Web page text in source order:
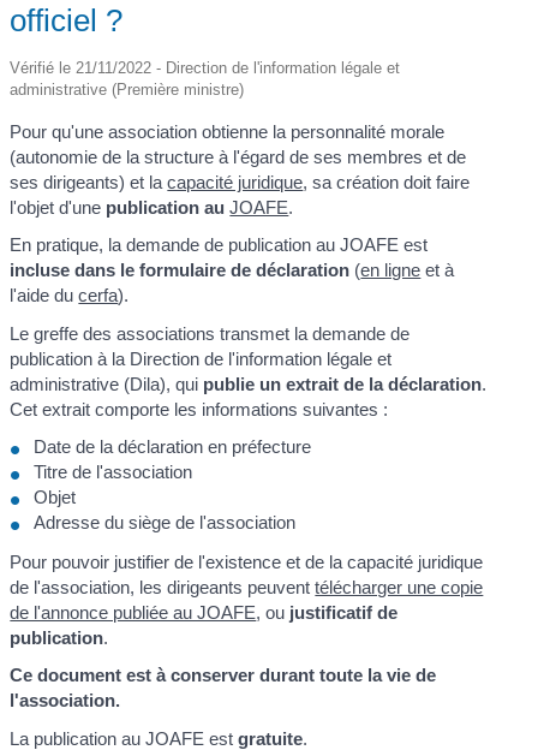
officiel ?
Vérifié le 21/11/2022 - Direction de l'information légale et
administrative (Première ministre)
Pour qu'une association obtienne la personnalité morale
(autonomie de la structure à l'égard de ses membres et de
ses dirigeants) et lacapacité juridique, sa création doit faire
l'objet d'une publication auJOAFE.
En pratique, la demande de publication au JOAFE est
incluse dans le formulaire de déclaration (en ligne et à
l'aide ducerfa).
Le greffe des associations transmet la demande de
publication à la Direction de l'information légale et
administrative (Dila), qui publie un extrait de la déclaration.
Cet extrait comporte les informations suivantes :
Date de la déclaration en préfecture
Titre de l'association
Objet
Adresse du siège de l'association
Pour pouvoir justifier de l'existence et de la capacité juridique
de l'association, les dirigeants peuventtélécharger une copie
de l'annonce publiée au JOAFE, ou justificatif de
publication.
Ce document est à conserver durant toute la vie de
l'association.
La publication au JOAFE est gratuite.